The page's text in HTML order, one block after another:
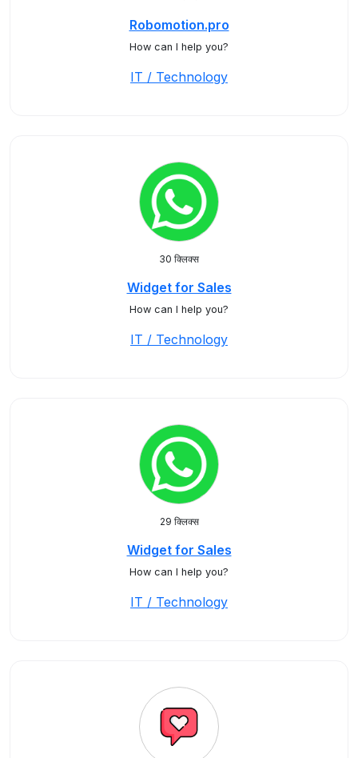
Robomotion.pro
How can I help you?
IT / Technology
30 क्लिक्स
Widget for Sales
How can I help you?
IT / Technology
29 क्लिक्स
Widget for Sales
How can I help you?
IT / Technology